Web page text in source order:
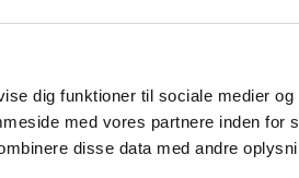
dig funktioner til sociale medier
med vores partnere inden for
disse data med andre